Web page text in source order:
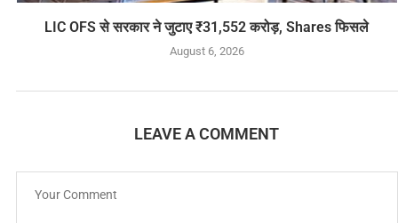
LIC OFS से सरकार ने जुटाए ₹31,552 करोड़, Shares फिसले
August 6, 2026
LEAVE A COMMENT